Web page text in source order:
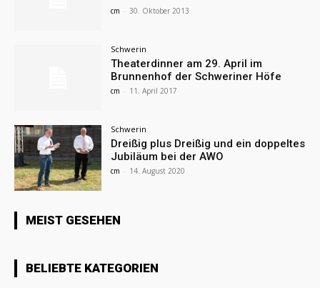
cm - 30. Oktober 2013
Schwerin
Theaterdinner am 29. April im
Brunnenhof der Schweriner Höfe
cm - 11. April 2017
Schwerin
Dreißig plus Dreißig und ein doppeltes
Jubiläum bei der AWO
cm - 14. August 2020
MEIST GESEHEN
BELIEBTE KATEGORIEN